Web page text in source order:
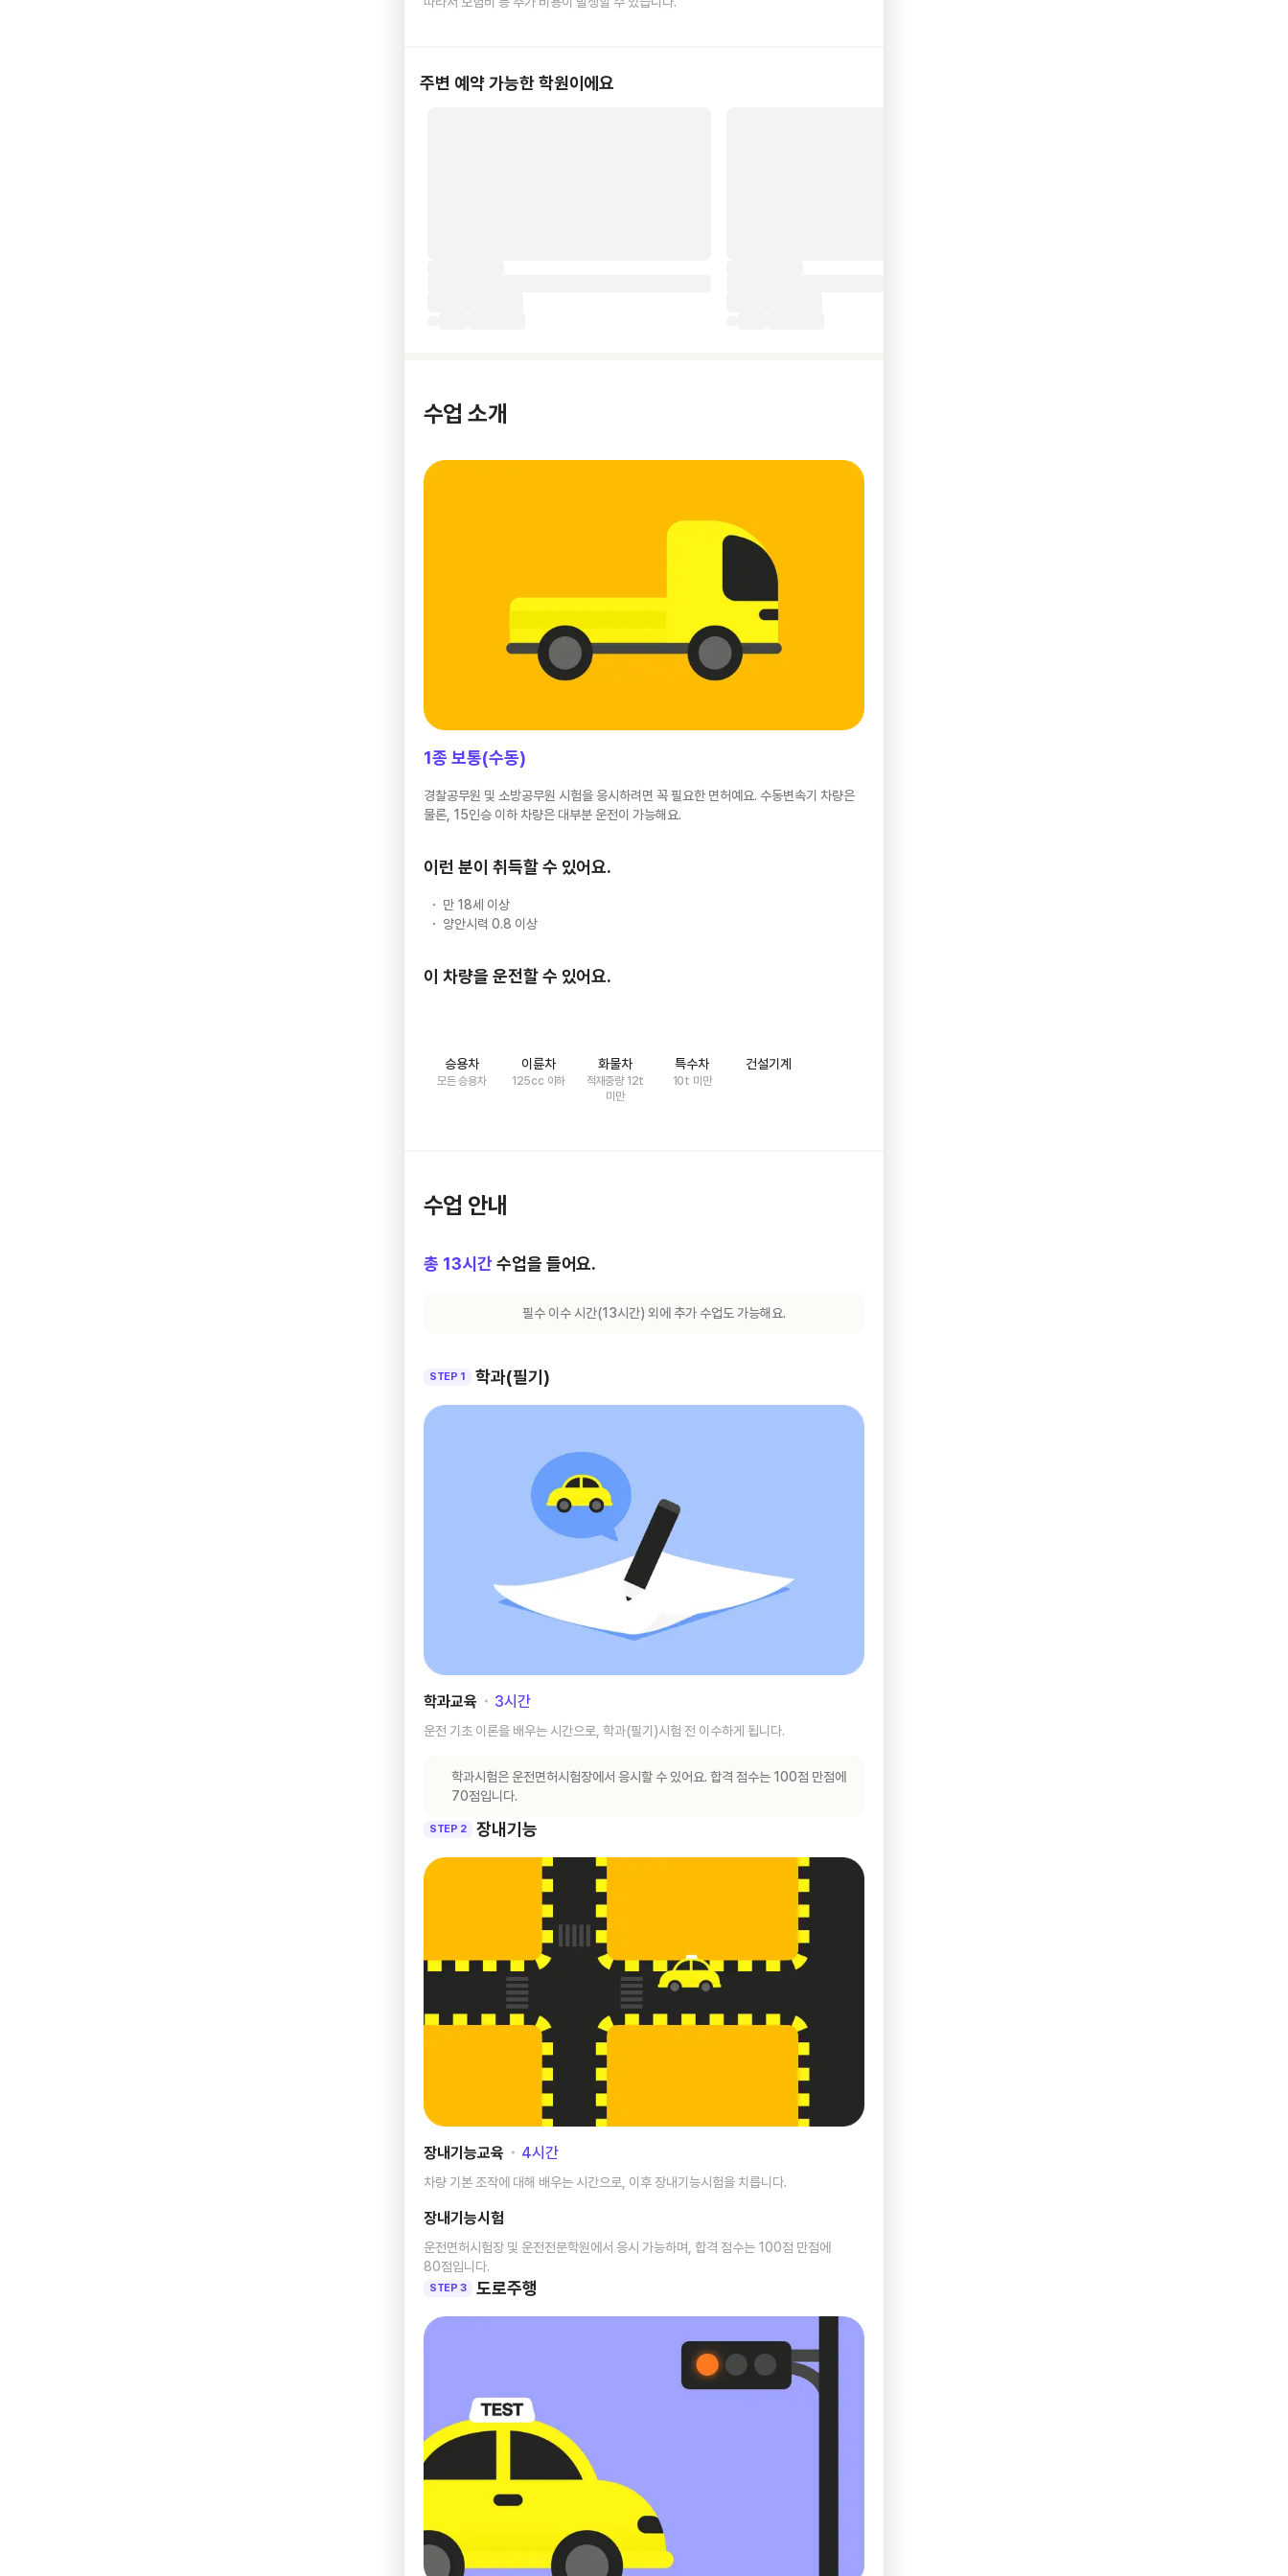
주변 예약 가능한 학원이에요
수업 소개
1종 보통(수동)
경찰공무원 및 소방공무원 시험을 응시하려면 꼭 필요한 면허예요. 수동변속기 차량은
물론, 15인승 이하 차량은 대부분 운전이 가능해요.
이런 분이 취득할 수 있어요.
만 18세 이상
양안시력 0.8 이상
이 차량을 운전할 수 있어요.
승용차
모든 승용차
이륜차
125cc 이하
화물차
적재중량 12t
미만
특수차
10t 미만
건설기계
수업 안내
총 13시간 수업을 들어요.
필수 이수 시간(13시간) 외에 추가 수업도 가능해요.
STEP 1 학과(필기)
학과교육 ･ 3시간
운전 기초 이론을 배우는 시간으로, 학과(필기)시험 전 이수하게 됩니다.
학과시험은 운전면허시험장에서 응시할 수 있어요. 합격 점수는 100점 만점에
70점입니다.
STEP 2 장내기능
장내기능교육 ･ 4시간
차량 기본 조작에 대해 배우는 시간으로, 이후 장내기능시험을 치릅니다.
장내기능시험
운전면허시험장 및 운전전문학원에서 응시 가능하며, 합격 점수는 100점 만점에
80점입니다.
STEP 3 도로주행